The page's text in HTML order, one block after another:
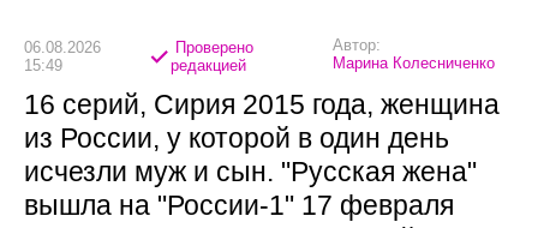
06.08.2026
15:49
Проверено
редакцией
Автор:
Марина Колесниченко
16 серий, Сирия 2015 года, женщина
из России, у которой в один день
исчезли муж и сын. "Русская жена"
вышла на "России-1" 17 февраля